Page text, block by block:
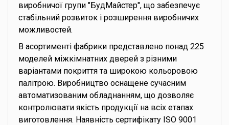
виробничої групи "БудМайстер", що забезпечує
стабільний розвиток і розширення виробничих
можливостей.
В асортименті фабрики представлено понад 225
моделей міжкімнатних дверей з різними
варіантами покриття та широкою кольоровою
палітрою. Виробництво оснащене сучасним
автоматизованим обладнанням, що дозволяє
контролювати якість продукції на всіх етапах
виготовлення. Наявність сертифікату ISO 9001